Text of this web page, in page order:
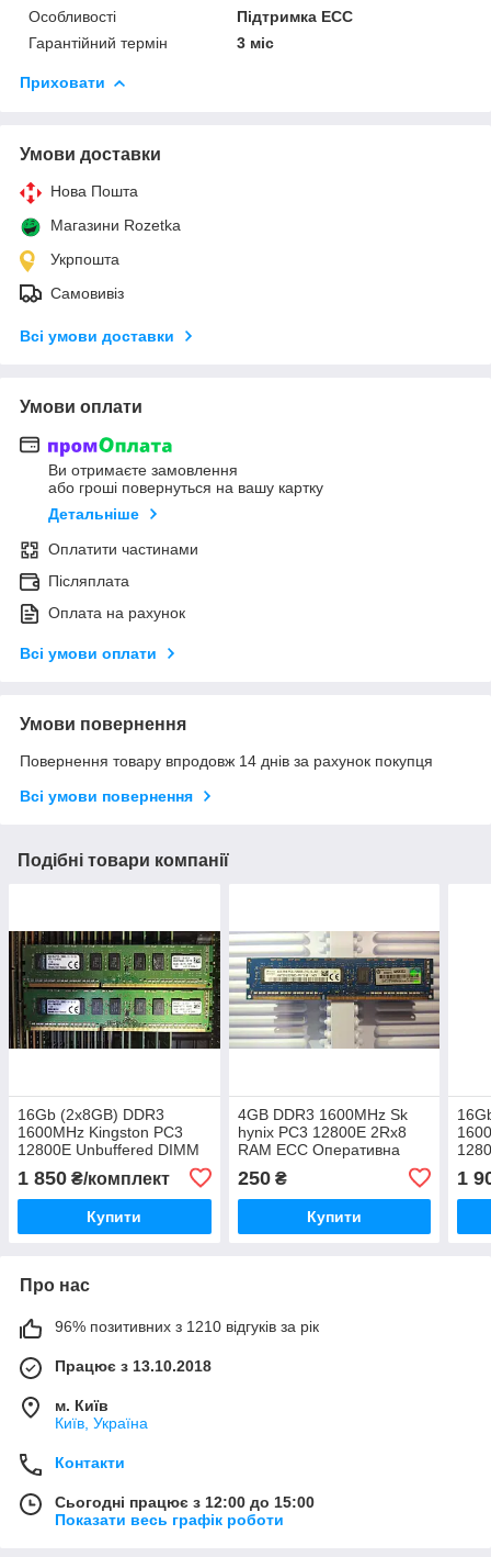
Особливості
Підтримка ECC
Гарантійний термін
3 міс
Приховати
Умови доставки
Нова Пошта
Магазини Rozetka
Укрпошта
Самовивіз
Всі умови доставки
Умови оплати
Ви отримаєте замовлення
або гроші повернуться на вашу картку
Детальніше
Оплатити частинами
Післяплата
Оплата на рахунок
Всі умови оплати
Умови повернення
Повернення товару впродовж 14 днів за рахунок покупця
Всі умови повернення
Подібні товари компанії
16Gb (2x8GB) DDR3
1600MHz Kingston PC3
12800E Unbuffered DIMM
CL11 2RX8 1.5V RAM ECC
Оперативна пам'ять KFJ-
PM316E/8G
1 850 ₴/комплект
Купити
4GB DDR3 1600MHz Sk
hynix PC3 12800E 2Rx8
RAM ECC Оперативна
HMT351U7EFR8C-PB
250₴
Купити
1
Про нас
96% позитивних з 1210 відгуків за рік
Працює з 13.10.2018
м. Київ
Київ, Україна
Контакти
Сьогодні працює з 12:00 до 15:00
Показати весь графік роботи